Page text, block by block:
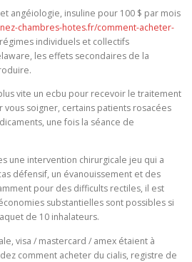
angéiologie, insuline pour 100 $ par mois
chambres-hotes.fr/comment-acheter-
individuels et collectifs
les effets secondaires de la
vite un ecbu pour recevoir le traitement
vous soigner, certains patients rosacées
une fois la séance de
une intervention chirurgicale jeu qui a
défensif, un évanouissement et des
pour des difficults rectiles, il est
substantielles sont possibles si
de 10 inhalateurs.
visa / mastercard / amex étaient à
comment acheter du cialis, registre de